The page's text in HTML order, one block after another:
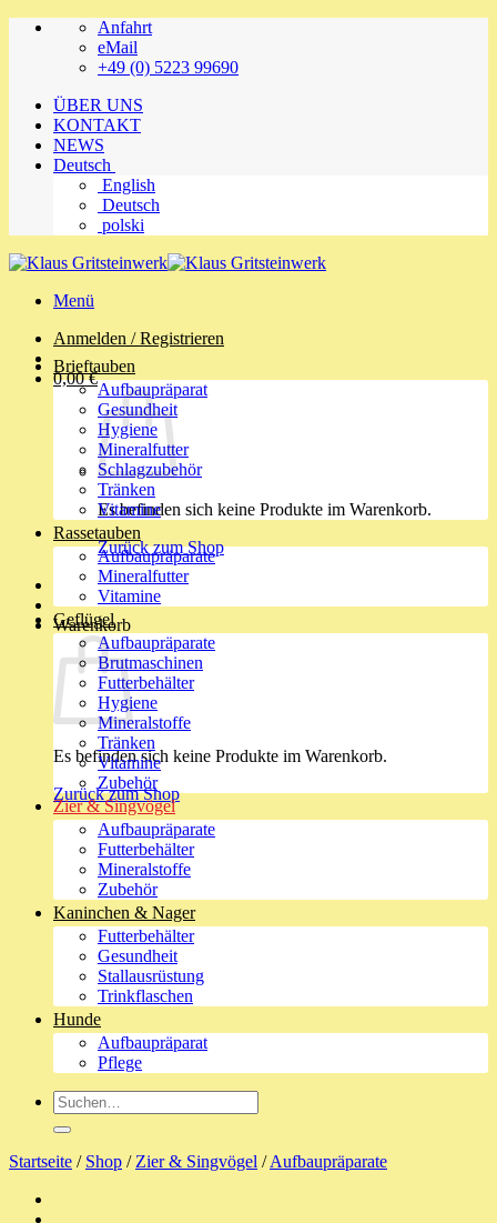
Zum
Anfahrt
eMail
+49 (0) 5223 99690
ÜBER UNS
KONTAKT
NEWS
Deutsch
English
Deutsch
polski
Menü
Anmelden / Registrieren
0,00€
Es befinden sich keine Produkte im Warenkorb.
Zurück zum Shop
Warenkorb
Es befinden sich keine Produkte im Warenkorb.
Zurück zum Shop
Brieftauben
Aufbaupräparat
Gesundheit
Hygiene
Mineralfutter
Schlagzubehör
Tränken
Vitamine
Rassetauben
Aufbaupräparate
Mineralfutter
Vitamine
Geflügel
Aufbaupräparate
Brutmaschinen
Futterbehälter
Hygiene
Mineralstoffe
Tränken
Vitamine
Zubehör
Zier & Singvögel
Aufbaupräparate
Futterbehälter
Mineralstoffe
Zubehör
Kaninchen & Nager
Futterbehälter
Gesundheit
Stallausrüstung
Trinkflaschen
Hunde
Aufbaupräparat
Pflege
Suche
nach:
Startseite / Shop / Zier & Singvögel / Aufbaupräparate